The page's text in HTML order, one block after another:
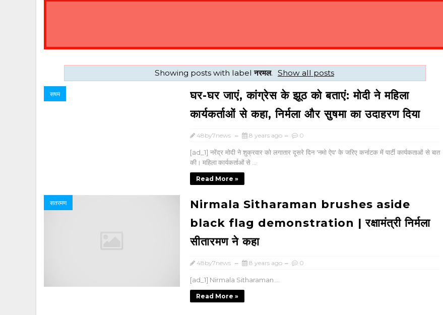
Showing posts with labelनरमल. Show all posts
सषम
घर-घर जाएं, कांग्रेस के झूठ को बताएं: मोदी ने महिला
कार्यकर्ताओं से कहा, निर्मला और सुषमा का उदाहरण दिया
48by7news 8 years ago 0
[ad_1] नरेंद्र मोदी ने शुक्रवार को लगातार दूसरे दिन 'नमो ऐप' के जरिए कर्नाटक में पार्टी कार्यकताओं से बात
की। महिला कार्यकर्ताओं से ...
Read More »
सतरमण
Nirmala Sitharaman brushes aside
black flag demonstration | रक्षामंत्री निर्मला
सीतारमण ने कहा
48by7news 8 years ago 0
[ad_1] Nirmala Sitharaman ...
Read More »